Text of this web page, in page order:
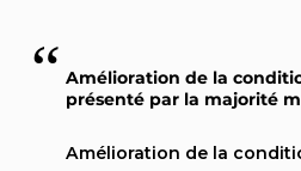
Amélioration de la
présenté par la majorité
Amélioration de la